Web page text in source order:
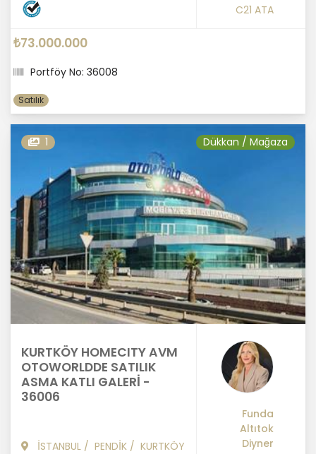
C21 ATA
₺73.000.000
Portföy No: 36008
Satılık
1 Dükkan / Mağaza
KURTKÖY HOMECITY AVM
OTOWORLDDE SATILIK
ASMA KATLI GALERİ -
36006
İSTANBUL / PENDİK / KURTKÖY
Funda
Altıtok
Diyner